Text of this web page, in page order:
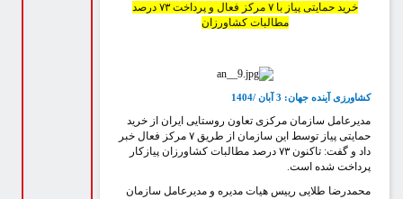
خرید حمایتی پیاز با ۷ مرکز فعال و پرداخت ۷۳ درصد
مطالبات کشاورزان
آینده جهان:3 آبان /1404
سازمان مرکزی تعاون روستایی ایران از خرید
حمایتی پیاز توسط این سازمان از طریق ۷ مرکز فعال خبر
داد و گفت: تاکنون ۷۳ درصد مطالبات کشاورزان پیازکار
شده است.
طلایی رییس هیات مدیره و مدیرعامل سازمان